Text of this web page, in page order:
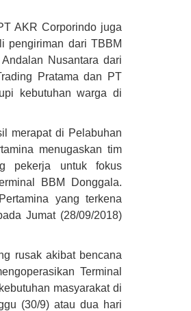
AKR Corporindo juga
pengiriman dari TBBM
Nusantara dari
Pratama dan PT
kebutuhan warga di
merapat di Pelabuhan
menugaskan tim
pekerja untuk fokus
BBM Donggala.
yang terkena
Jumat (28/09/2018)
rusak akibat bencana
Terminal
masyarakat di
(30/9) atau dua hari